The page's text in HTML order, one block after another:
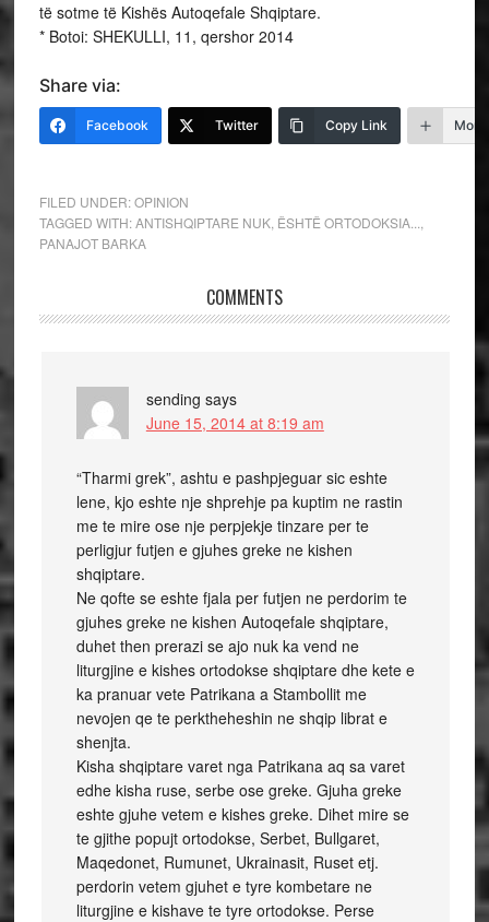
të sotme të Kishës Autoqefale Shqiptare.
* Botoi: SHEKULLI, 11, qershor 2014
Share via:
Facebook Twitter Copy Link More
FILED UNDER:OPINION
TAGGED WITH:ANTISHQIPTARE NUK, ËSHTË ORTODOKSIA...
PANAJOT BARKA
COMMENTS
sending says
June 15, 2014 at 8:19 am
“Tharmi grek”, ashtu e pashpjeguar sic eshte
lene, kjo eshte nje shprehje pa kuptim ne rastin
me te mire ose nje perpjekje tinzare per te
perligjur futjen e gjuhes greke ne kishen
shqiptare.
Ne qofte se eshte fjala per futjen ne perdorim te
gjuhes greke ne kishen Autoqefale shqiptare,
duhet then prerazi se ajo nuk ka vend ne
liturgjine e kishes ortodokse shqiptare dhe kete e
ka pranuar vete Patrikana a Stambollit me
nevojen qe te perktheheshin ne shqip librat e
shenjta.
Kisha shqiptare varet nga Patrikana aq sa varet
edhe kisha ruse, serbe ose greke. Gjuha greke
eshte gjuhe vetem e kishes greke. Dihet mire se
te gjithe popujt ortodokse, Serbet, Bullgaret,
Maqedonet, Rumunet, Ukrainasit, Ruset etj.
perdorin vetem gjuhet e tyre kombetare ne
liturgjine e kishave te tyre ortodokse. Perse